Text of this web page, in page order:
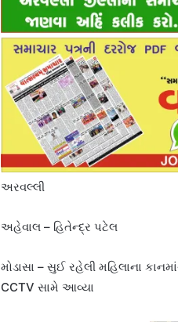
અરવલ્લી
અહેવાલ – હિતેન્દ્ર પટેલ
મોડાસા – સુઈ રહેલી મહિલાના
CCTV સામે આવ્યા